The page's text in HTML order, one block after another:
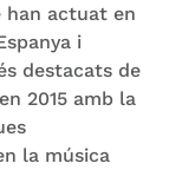
han actuat en
i
destacats de
2015 amb la
la música